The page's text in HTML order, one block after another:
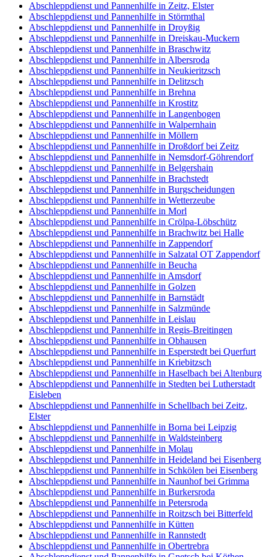
Abschleppdienst und Pannenhilfe in Zeitz, Elster
Abschleppdienst und Pannenhilfe in Störmthal
Abschleppdienst und Pannenhilfe in Droyßig
Abschleppdienst und Pannenhilfe in Dreiskau-Muckern
Abschleppdienst und Pannenhilfe in Braschwitz
Abschleppdienst und Pannenhilfe in Albersroda
Abschleppdienst und Pannenhilfe in Neukieritzsch
Abschleppdienst und Pannenhilfe in Delitzsch
Abschleppdienst und Pannenhilfe in Brehna
Abschleppdienst und Pannenhilfe in Krostitz
Abschleppdienst und Pannenhilfe in Langenbogen
Abschleppdienst und Pannenhilfe in Walpernhain
Abschleppdienst und Pannenhilfe in Möllern
Abschleppdienst und Pannenhilfe in Droßdorf bei Zeitz
Abschleppdienst und Pannenhilfe in Nemsdorf-Göhrendorf
Abschleppdienst und Pannenhilfe in Belgershain
Abschleppdienst und Pannenhilfe in Brachstedt
Abschleppdienst und Pannenhilfe in Burgscheidungen
Abschleppdienst und Pannenhilfe in Wetterzeube
Abschleppdienst und Pannenhilfe in Morl
Abschleppdienst und Pannenhilfe in Crölpa-Löbschütz
Abschleppdienst und Pannenhilfe in Brachwitz bei Halle
Abschleppdienst und Pannenhilfe in Zappendorf
Abschleppdienst und Pannenhilfe in Salzatal OT Zappendorf
Abschleppdienst und Pannenhilfe in Beucha
Abschleppdienst und Pannenhilfe in Amsdorf
Abschleppdienst und Pannenhilfe in Golzen
Abschleppdienst und Pannenhilfe in Barnstädt
Abschleppdienst und Pannenhilfe in Salzmünde
Abschleppdienst und Pannenhilfe in Leislau
Abschleppdienst und Pannenhilfe in Regis-Breitingen
Abschleppdienst und Pannenhilfe in Obhausen
Abschleppdienst und Pannenhilfe in Esperstedt bei Querfurt
Abschleppdienst und Pannenhilfe in Kriebitzsch
Abschleppdienst und Pannenhilfe in Haselbach bei Altenburg
Abschleppdienst und Pannenhilfe in Stedten bei Lutherstadt
Eisleben
Abschleppdienst und Pannenhilfe in Schellbach bei Zeitz,
Elster
Abschleppdienst und Pannenhilfe in Borna bei Leipzig
Abschleppdienst und Pannenhilfe in Waldsteinberg
Abschleppdienst und Pannenhilfe in Molau
Abschleppdienst und Pannenhilfe in Heideland bei Eisenberg
Abschleppdienst und Pannenhilfe in Schkölen bei Eisenberg
Abschleppdienst und Pannenhilfe in Naunhof bei Grimma
Abschleppdienst und Pannenhilfe in Burkersroda
Abschleppdienst und Pannenhilfe in Petersroda
Abschleppdienst und Pannenhilfe in Roitzsch bei Bitterfeld
Abschleppdienst und Pannenhilfe in Kütten
Abschleppdienst und Pannenhilfe in Rannstedt
Abschleppdienst und Pannenhilfe in Obertrebra